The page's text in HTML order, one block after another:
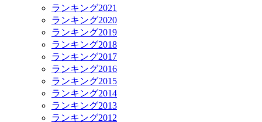
ランキング2021
ランキング2020
ランキング2019
ランキング2018
ランキング2017
ランキング2016
ランキング2015
ランキング2014
ランキング2013
ランキング2012